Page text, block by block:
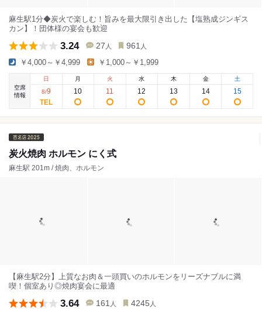
麻生駅1分◆炭火で楽しむ！旨みを最大限引き出した【塩熟成ジンギス
カン】！団体様の宴会も歓迎
3.24 27 人 961 人
￥4,000～￥4,999 ￥1,000～￥1,999
空席
情報
日
8/9
月
10
火
11
水
12
木
13
金
14
土
15
炭火焼肉 ホルモン にく式
麻生駅 201m / 焼肉、ホルモン
【麻生駅2分】上質なお肉＆一頭買いのホルモンをリーズナブルに満
喫！個室あり◎焼肉宴会に最適
3.64 161 人 4245 人